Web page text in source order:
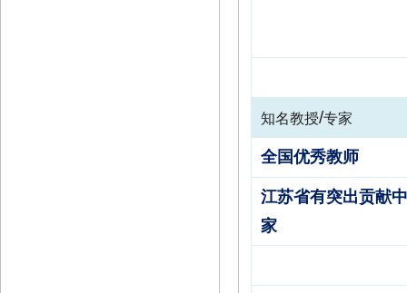
知名教授/专家
全国优秀教师
江苏省有突出贡献
家